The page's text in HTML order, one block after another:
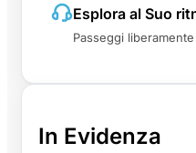
Esplora al Suo
Passeggi
In Evidenza